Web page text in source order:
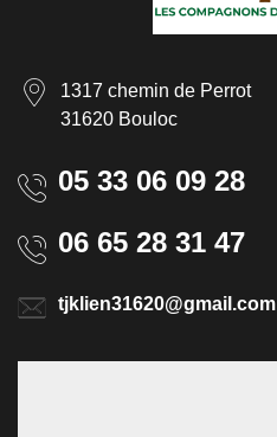
1317 chemin de Perrot
31620 Bouloc
05 33 06 09 28
06 65 28 31 47
tjklien31620@gmail.com